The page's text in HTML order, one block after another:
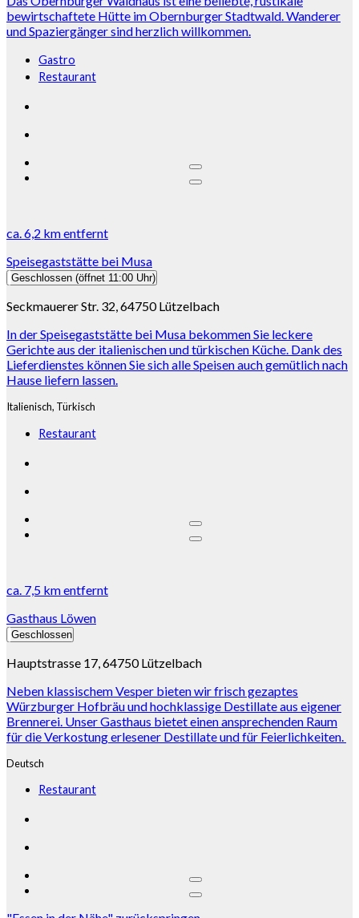
bewirtschaftete Hütte im Obernburger Stadtwald. Wanderer
und Spaziergänger sind herzlich willkommen.
Gastro
Restaurant
ca.6,2 kmentfernt
Speisegaststätte bei Musa
Geschlossen (öffnet 11:00 Uhr)
Seckmauerer Str. 32, 64750 Lützelbach
In der Speisegaststätte bei Musa bekommen Sie leckere
Gerichte aus der italienischen und türkischen Küche. Dank des
Lieferdienstes können Sie sich alle Speisen auch gemütlich nach
Hause liefern lassen.
Italienisch, Türkisch
Restaurant
ca. 7,5 kmentfernt
Gasthaus Löwen
Geschlossen
Hauptstrasse 17, 64750 Lützelbach
Neben klassischem Vesper bieten wir frisch gezaptes
Würzburger Hofbräu und hochklassige Destillate aus eigener
Brennerei. Unser Gasthaus bietet einen ansprechenden Raum
für die Verkostung erlesener Destillate und für Feierlichkeiten.
Deutsch
Restaurant